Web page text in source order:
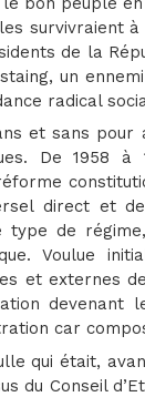
survivraient
de la
un
radical
et sans
De 1958
direct et
type de
Voulue
et externes
car
qui était,
du Conseil